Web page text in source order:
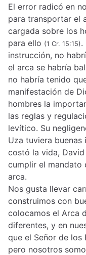
El error radicó en
para transportar el
cargada sobre los
para ello (1 Cr. 15:15).
instrucción, no
el arca se habría
no habría tenido
manifestación de
hombres la
las reglas y
levítico. Su
Uza tuviera buenas
costó la vida,
cumplir el mandato
arca.
Nos gusta llevar
construimos con
colocamos el Arca
diferentes, y en
que el Señor de los
pero nosotros